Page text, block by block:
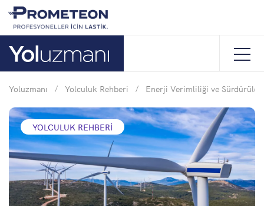
Yoluzmanı / Yolculuk Rehberi / Enerji Verimliliği ve
YOLCULUK REHBERI